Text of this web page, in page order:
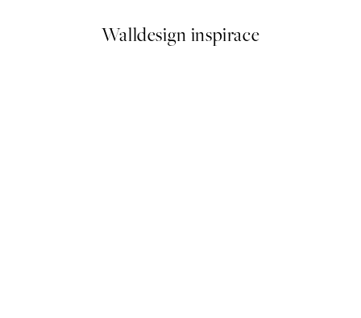
Walldesign inspirace